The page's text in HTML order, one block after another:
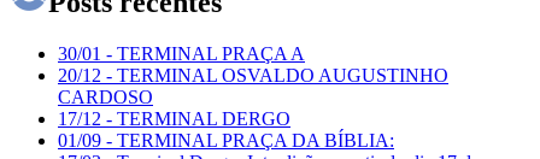
30/01 - TERMINAL PRAÇA A
20/12 - TERMINAL OSVALDO AUGUSTINHO
CARDOSO
17/12 - TERMINAL DERGO
01/09 - TERMINAL PRAÇA DA BÍBLIA: